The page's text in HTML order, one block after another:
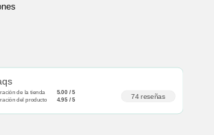
de la tienda 5.00 / 5
del producto 4.95 / 5 74 reseñas